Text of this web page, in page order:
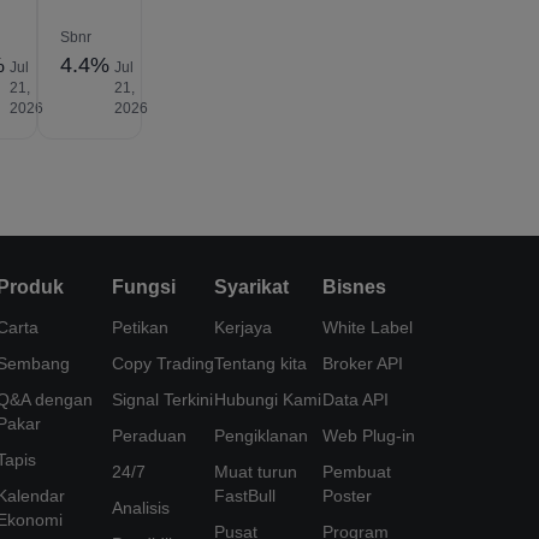
Jul
21,
2026
Sbnr
4.4% Jul
21,
2026
dengan
Fungsi
Petikan
Copy Trading
Signal Terkini
Peraduan
24/7
Analisis
Syarikat
Kerjaya
Tentang kita
Hubungi Kami
Pengiklanan
Muat turun
FastBull
Pusat
Bisnes
White Label
Broker API
Data API
Web Plug-in
Pembuat
Poster
Program